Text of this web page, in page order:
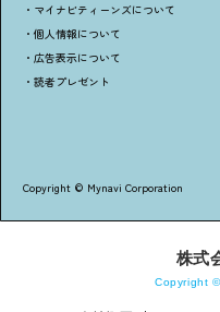
・マイナビティーンズについて
・個人情報について
・広告表示について
・読者プレゼント
Copyright © Mynavi Corporation
株式
Copyright